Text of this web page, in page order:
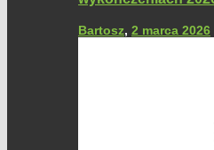
Bartosz, 2 marca 2026